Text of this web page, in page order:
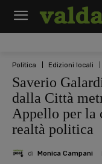
Politica Edizioni locali
Saverio
dalla Città
Appello per la
realtà politica
di Monica Campani